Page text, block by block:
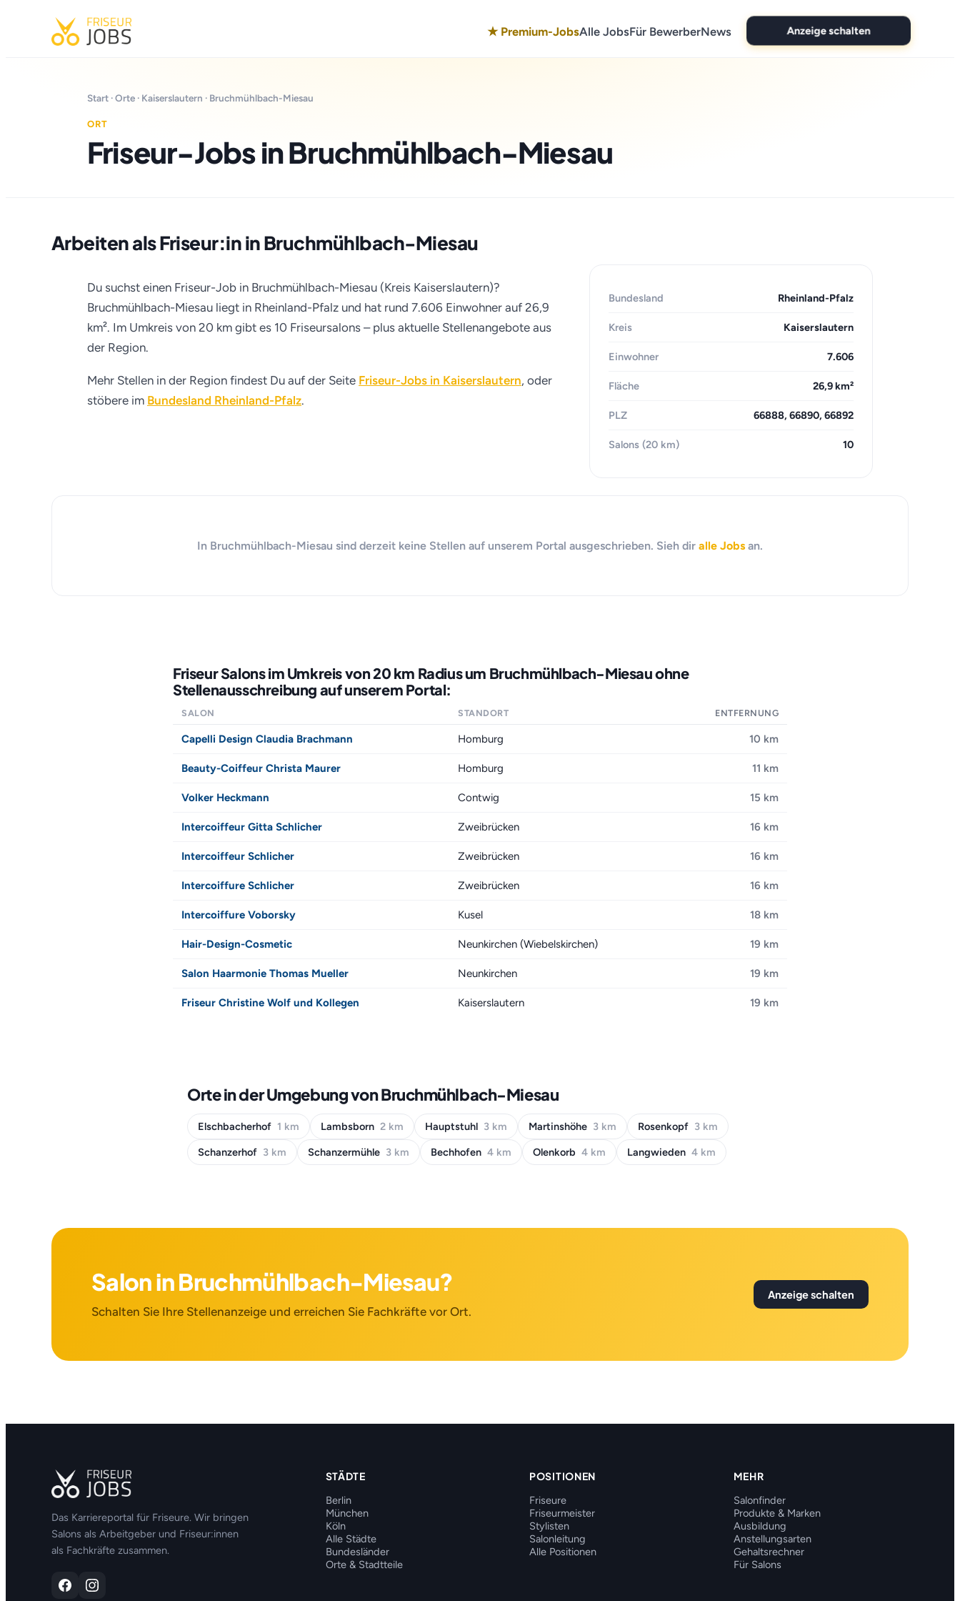
★ Premium-JobsAlle JobsFür BewerberNews Anzeige schalten
Start ·Orte · Kaiserslautern · Bruchmühlbach-Miesau
ORT
Friseur-Jobs in Bruchmühlbach-Miesau
Arbeiten als Friseur:in in Bruchmühlbach-Miesau
Du suchst einen Friseur-Job in Bruchmühlbach-Miesau (Kreis Kaiserslautern)?
Bruchmühlbach-Miesau liegt in Rheinland-Pfalz und hat rund 7.606 Einwohner auf 26,9
km². Im Umkreis von 20 km gibt es 10 Friseursalons – plus aktuelle Stellenangebote aus
der Region.
Mehr Stellen in der Region findest Du auf der Seite Friseur-Jobs in Kaiserslautern, oder
stöbere im Bundesland Rheinland-Pfalz.
Bundesland Rheinland-Pfalz
Kreis Kaiserslautern
Einwohner 7.606
Fläche 26,9 km²
PLZ 66888, 66890, 66892
Salons (20 km) 10
In Bruchmühlbach-Miesau sind derzeit keine Stellen auf unserem Portal ausgeschrieben. Sieh dir alle Jobs an.
Friseur Salons im Umkreis von 20 km Radius um Bruchmühlbach-Miesau ohne
Stellenausschreibung auf unserem Portal:
SALON STANDORT ENTFERNUNG
Capelli Design Claudia Brachmann Homburg 10 km
Beauty-Coiffeur Christa Maurer Homburg 11 km
Volker Heckmann Contwig 15 km
Intercoiffeur Gitta Schlicher Zweibrücken 16 km
Intercoiffeur Schlicher Zweibrücken 16 km
Intercoiffure Schlicher Zweibrücken 16 km
Intercoiffure Voborsky Kusel 18 km
Hair-Design-Cosmetic Neunkirchen (Wiebelskirchen) 19 km
Salon Haarmonie Thomas Mueller Neunkirchen 19 km
Friseur Christine Wolf und Kollegen Kaiserslautern 19 km
Orte in der Umgebung von Bruchmühlbach-Miesau
Elschbacherhof 1 km Lambsborn 2 km Hauptstuhl 3 km Martinshöhe 3 km Rosenkopf 3 km
Schanzerhof 3 km Schanzermühle 3 km Bechhofen 4 km Olenkorb 4 km Langwieden 4 km
Salon in Bruchmühlbach-Miesau?
Schalten Sie Ihre Stellenanzeige und erreichen Sie Fachkräfte vor Ort.
Anzeige schalten
Das Karriereportal für Friseure. Wir bringen
Salons als Arbeitgeber und Friseur:innen
als Fachkräfte zusammen.
STÄDTE
Berlin
München
Köln
Alle Städte
Bundesländer
Orte & Stadtteile
POSITIONEN
Friseure
Friseurmeister
Stylisten
Salonleitung
Alle Positionen
MEHR
Salonfinder
Produkte & Marken
Ausbildung
Anstellungsarten
Gehaltsrechner
Für Salons